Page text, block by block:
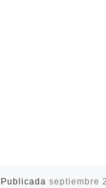
Publicada septiembre